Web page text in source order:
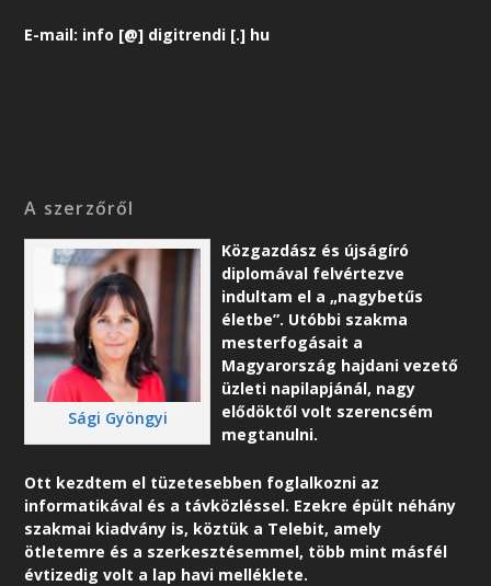
E-mail: info [@] digitrendi [.] hu
A szerzőről
Sági Gyöngyi
Közgazdász és újságíró
diplomával felvértezve
indultam el a „nagybetűs
életbe”. Utóbbi szakma
mesterfogásait a
Magyarország hajdani vezető
üzleti napilapjánál, nagy
elődöktől volt szerencsém
megtanulni.
Ott kezdtem el tüzetesebben foglalkozni az
informatikával és a távközléssel. Ezekre épült néhány
szakmai kiadvány is, köztük a Telebit, amely
ötletemre és a szerkesztésemmel, több mint másfél
évtizedig volt a lap havi melléklete.